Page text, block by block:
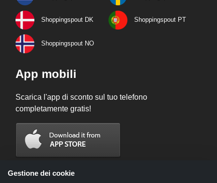
Shoppingspout DK Shoppingspout PT
Shoppingspout NO
App mobili
Scarica l'app di sconto sul tuo telefono
completamente gratis!
Gestione dei cookie